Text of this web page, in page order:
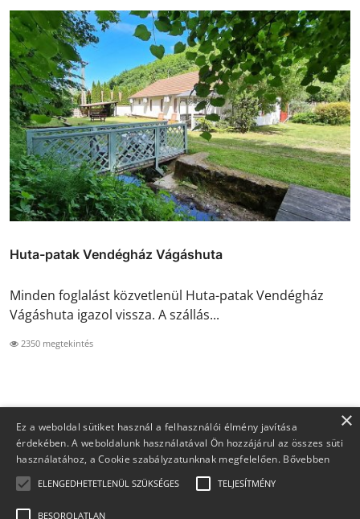
Huta-patak Vendégház Vágáshuta
Minden foglalást közvetlenül Huta-patak Vendégház
Vágáshuta igazol vissza. A szállás...
2350 megtekintés
×
Ez a weboldal sütiket használ a felhasználói élmény javítása
érdekében. A weboldalunk használatával Ön hozzájárul az összes süti
használatához, a Cookie szabályzatunknak megfelelően. Bővebben
ELENGEDHETETLENÜL SZÜKSÉGES TELJESÍTMÉNY
BESOROLATLAN